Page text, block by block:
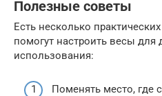
Полезные советы
Есть несколько
помогут настроить весы для
использования:
Поменять место, где